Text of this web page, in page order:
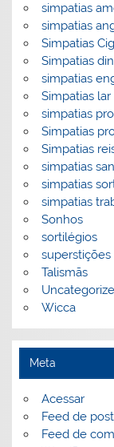
simpatias
simpatias
Simpatias
Simpatias
simpatias
Simpatias lar
simpatias
Simpatias
Simpatias
simpatias
simpatias
simpatias
Sonhos
sortilégios
superstições
Talismãs
Wicca
Meta
Acessar
Feed de
Feed de